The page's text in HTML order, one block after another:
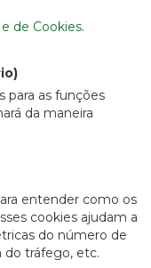
de Cookies.
para as funções
da maneira
entender como os
cookies ajudam a
do número de
do tráfego, etc.